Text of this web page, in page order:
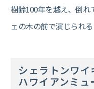
樹齢100年を越え、倒
ェの木の前で演じられ
シェラトンワ
ハワイアンミ